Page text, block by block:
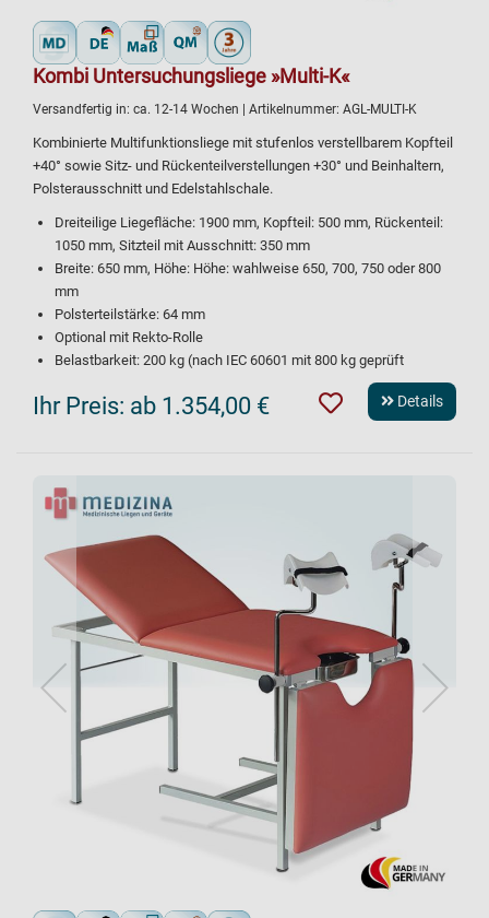
Kombi Untersuchungsliege »Multi-K«
Versandfertig in: ca. 12-14 Wochen | Artikelnummer: AGL-MULTI-K
Kombinierte Multifunktionsliege mit stufenlos verstellbarem Kopfteil
+40° sowie Sitz- und Rückenteilverstellungen +30° und Beinhaltern,
Polsterausschnitt und Edelstahlschale.
Dreiteilige Liegefläche: 1900 mm, Kopfteil: 500 mm, Rückenteil:
1050 mm, Sitzteil mit Ausschnitt: 350 mm
Breite: 650 mm, Höhe: Höhe: wahlweise 650, 700, 750 oder 800
mm
Polsterteilstärke: 64 mm
Optional mit Rekto-Rolle
Belastbarkeit: 200 kg (nach IEC 60601 mit 800 kg geprüft
Ihr Preis: ab 1.354,00 € Details